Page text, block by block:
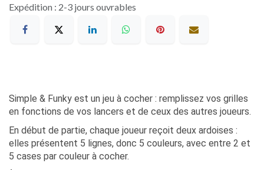
Expédition : 2-3 jours ouvrables
Simple & Funky est un jeu à cocher : remplissez vos grilles
en fonctions de vos lancers et de ceux des autres joueurs.
En début de partie, chaque joueur reçoit deux ardoises :
elles présentent 5 lignes, donc 5 couleurs, avec entre 2 et
5 cases par couleur à cocher.